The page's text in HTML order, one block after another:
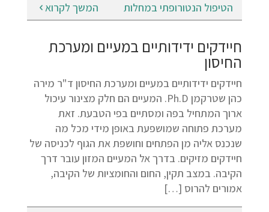
הטיפול הנטורופתי במחלות המשך לקרוא
חיידקים ידידותיים במעיים ומערכת
החיסון
חיידקים ידידותיים במעיים ומערכת החיסון ד"ר מירה
כהן שטרקמן Ph.D. המעיים הם חלק מצינור עיכול
ארוך המתחיל בפה ומסתיים בפי הטבעת. זאת
מערכת פתוחה שמושפעת באופן מידי מכל מה
שנכנס אליה מן הפתחים וחושפת את הגוף לכניסה של
חיידקים מזיקים. בדרך אל המעיים המזון עובר דרך
הקיבה. במצב תקין, החום והחומציות של הקיבה,
אמורים להרוס […]